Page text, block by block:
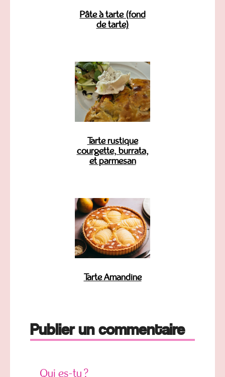
Pâte à tarte (fond
de tarte)
Tarte rustique
courgette, burrata,
et parmesan
Tarte Amandine
Publier un commentaire
Qui es-tu ?